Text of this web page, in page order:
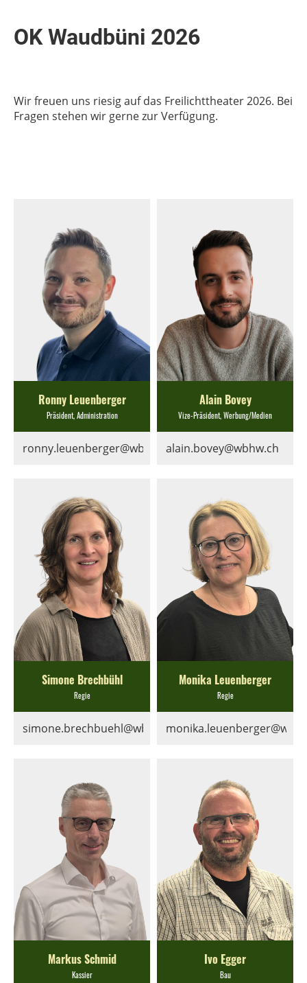
OK Waudbüni 2026
Wir freuen uns riesig auf das Freilichttheater 2026. Bei
Fragen stehen wir gerne zur Verfügung.
Ronny Leuenberger
Präsident, Administration
ronny.leuenberger@wbhw.ch
Alain Bovey
Vize-Präsident, Werbung/Medien
alain.bovey@wbhw.ch
Simone Brechbühl
Regie
simone.brechbuehl@wbhw.ch
Monika Leuenberger
Regie
Markus Schmid
Kassier
Ivo Egger
Bau